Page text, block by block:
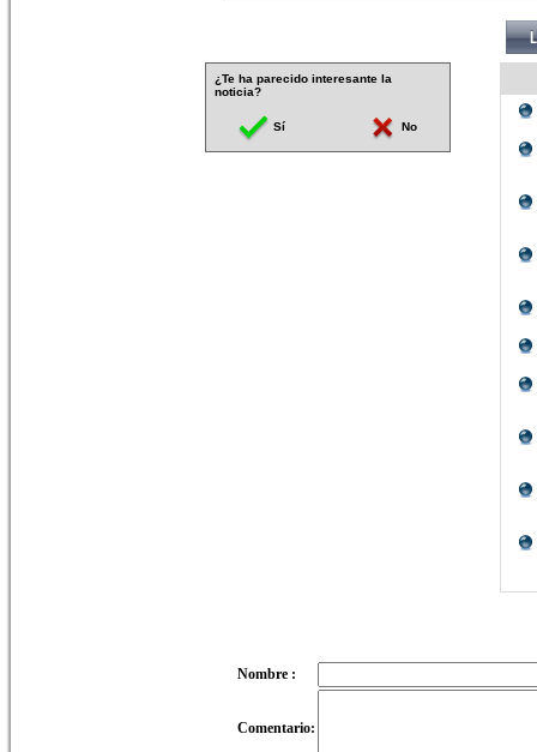
¿Te ha parecido interesante la
noticia?
Sí No
Nombre :
Comentario: